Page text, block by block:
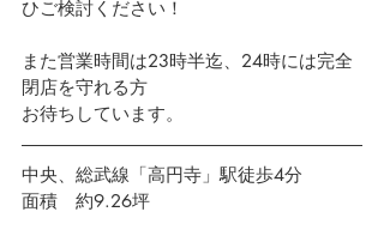
ひご検討ください！
また営業時間は23時半迄、24時には完全
閉店を守れる方
お待ちしています。
中央、総武線「高円寺」駅徒歩4分
面積　約9.26坪